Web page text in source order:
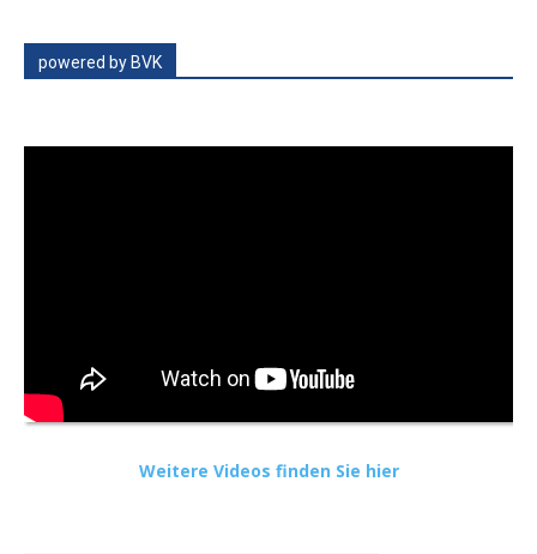
powered by BVK
Weitere Videos finden Sie hier